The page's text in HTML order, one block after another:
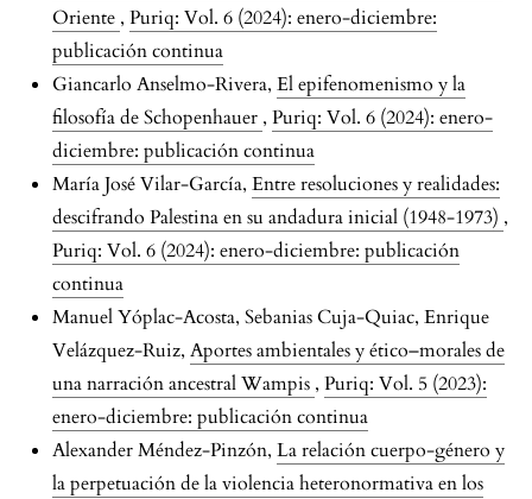
Oriente , Puriq: Vol. 6 (2024): enero-diciembre:
publicación continua
Giancarlo Anselmo-Rivera, El epifenomenismo y la
filosofía de Schopenhauer , Puriq: Vol. 6 (2024): enero-
diciembre: publicación continua
María José Vilar-García, Entre resoluciones y realidades:
descifrando Palestina en su andadura inicial (1948-1973) ,
Puriq: Vol. 6 (2024): enero-diciembre: publicación
continua
Manuel Yóplac-Acosta, Sebanias Cuja-Quiac, Enrique
Velázquez-Ruiz, Aportes ambientales y ético–morales de
una narración ancestral Wampis , Puriq: Vol. 5 (2023):
enero-diciembre: publicación continua
Alexander Méndez-Pinzón, La relación cuerpo-género y
la perpetuación de la violencia heteronormativa en los